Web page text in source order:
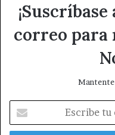
correo para
c